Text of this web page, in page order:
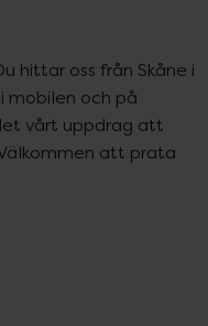
hittar oss från Skåne i
mobilen och på
vårt uppdrag att
att prata